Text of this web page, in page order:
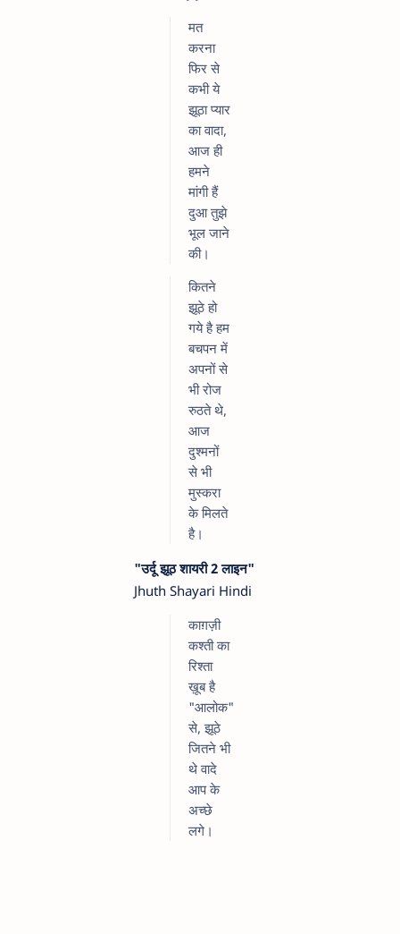
मत
करना
फिर से
कभी ये
झूठा प्यार
का वादा,
आज ही
हमने
मांगी हैं
दुआ तुझे
भूल जाने
की।
कितने
झूठे हो
गये है हम
बचपन में
अपनों से
भी रोज
रुठते थे,
आज
दुश्मनों
से भी
मुस्करा
के मिलते
है।
"उर्दू झूठ शायरी 2 लाइन"
Jhuth Shayari Hindi
काग़ज़ी
कश्ती का
रिश्ता
ख़ूब है
"आलोक"
से, झूठे
जितने भी
थे वादे
आप के
अच्छे
लगे।